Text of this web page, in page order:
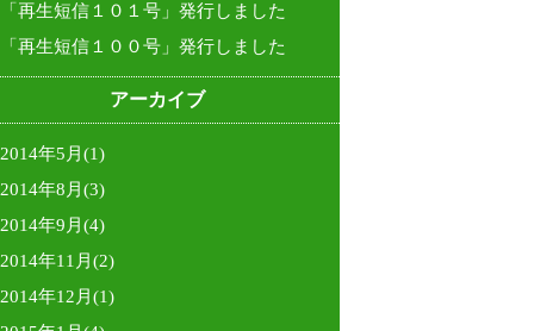
「再生短信１０１号」発行しました
「再生短信１００号」発行しました
アーカイブ
2014年5月(1)
2014年8月(3)
2014年9月(4)
2014年11月(2)
2014年12月(1)